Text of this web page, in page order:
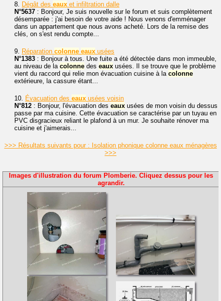
8. Dégât des eaux et infiltration dalle
N°5637 : Bonjour, Je suis nouvelle sur le forum et suis complètement
désemparée : j'ai besoin de votre aide ! Nous venons d'emménager
dans un appartement que nous avons acheté. Lors de la remise des
clés, on s'est rendu compte...
9. Réparation colonne eaux usées
N°1383 : Bonjour à tous. Une fuite a été détectée dans mon immeuble,
au niveau de la colonne des eaux usées. Il se trouve que le problème
vient du raccord qui relie mon évacuation cuisine à la colonne
extérieure, la cassure étant...
10. Évacuation des eaux usées voisin
N°812 : Bonjour, l'évacuation des eaux usées de mon voisin du dessus
passe par ma cuisine. Cette évacuation se caractérise par un tuyau en
PVC disgracieux reliant le plafond à un mur. Je souhaite rénover ma
cuisine et j'aimerais...
>>> Résultats suivants pour : Isolation phonique colonne eaux ménagères
>>>
Images d'illustration du forum Plomberie. Cliquez dessus pour les
agrandir.